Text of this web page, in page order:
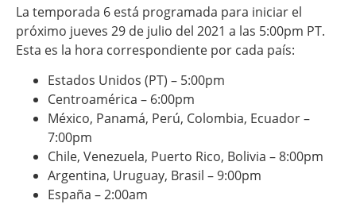
La temporada 6 está programada para iniciar el
próximo jueves 29 de julio del 2021 a las 5:00pm PT.
Esta es la hora correspondiente por cada país:
Estados Unidos (PT) – 5:00pm
Centroamérica – 6:00pm
México, Panamá, Perú, Colombia, Ecuador –
7:00pm
Chile, Venezuela, Puerto Rico, Bolivia – 8:00pm
Argentina, Uruguay, Brasil – 9:00pm
España – 2:00am